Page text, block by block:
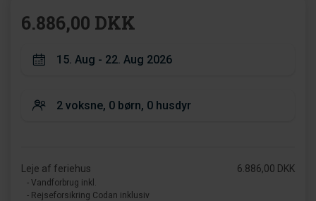
6.886,00 DKK
Leje af feriehus
- Vandforbrug inkl.
- Rejseforsikring Codan inklusiv
6.886,00 DKK